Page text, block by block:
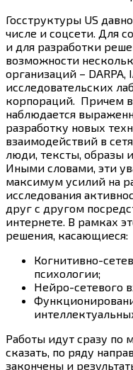
Госструктуры US
числе и соцсети. Для
и для разработки
возможности
организаций – DARPA,
исследовательских
корпораций. Причем
наблюдается
разработку новых
взаимодействий в
люди, тексты, образы
Иными словами, эти
максимум усилий на
исследования
друг с другом
интернете. В рамках
решения, касающиеся:
Когнитивно-
психологии;
Нейро-сетевого
Работы идут сразу по
сказать, по ряду
закончены и